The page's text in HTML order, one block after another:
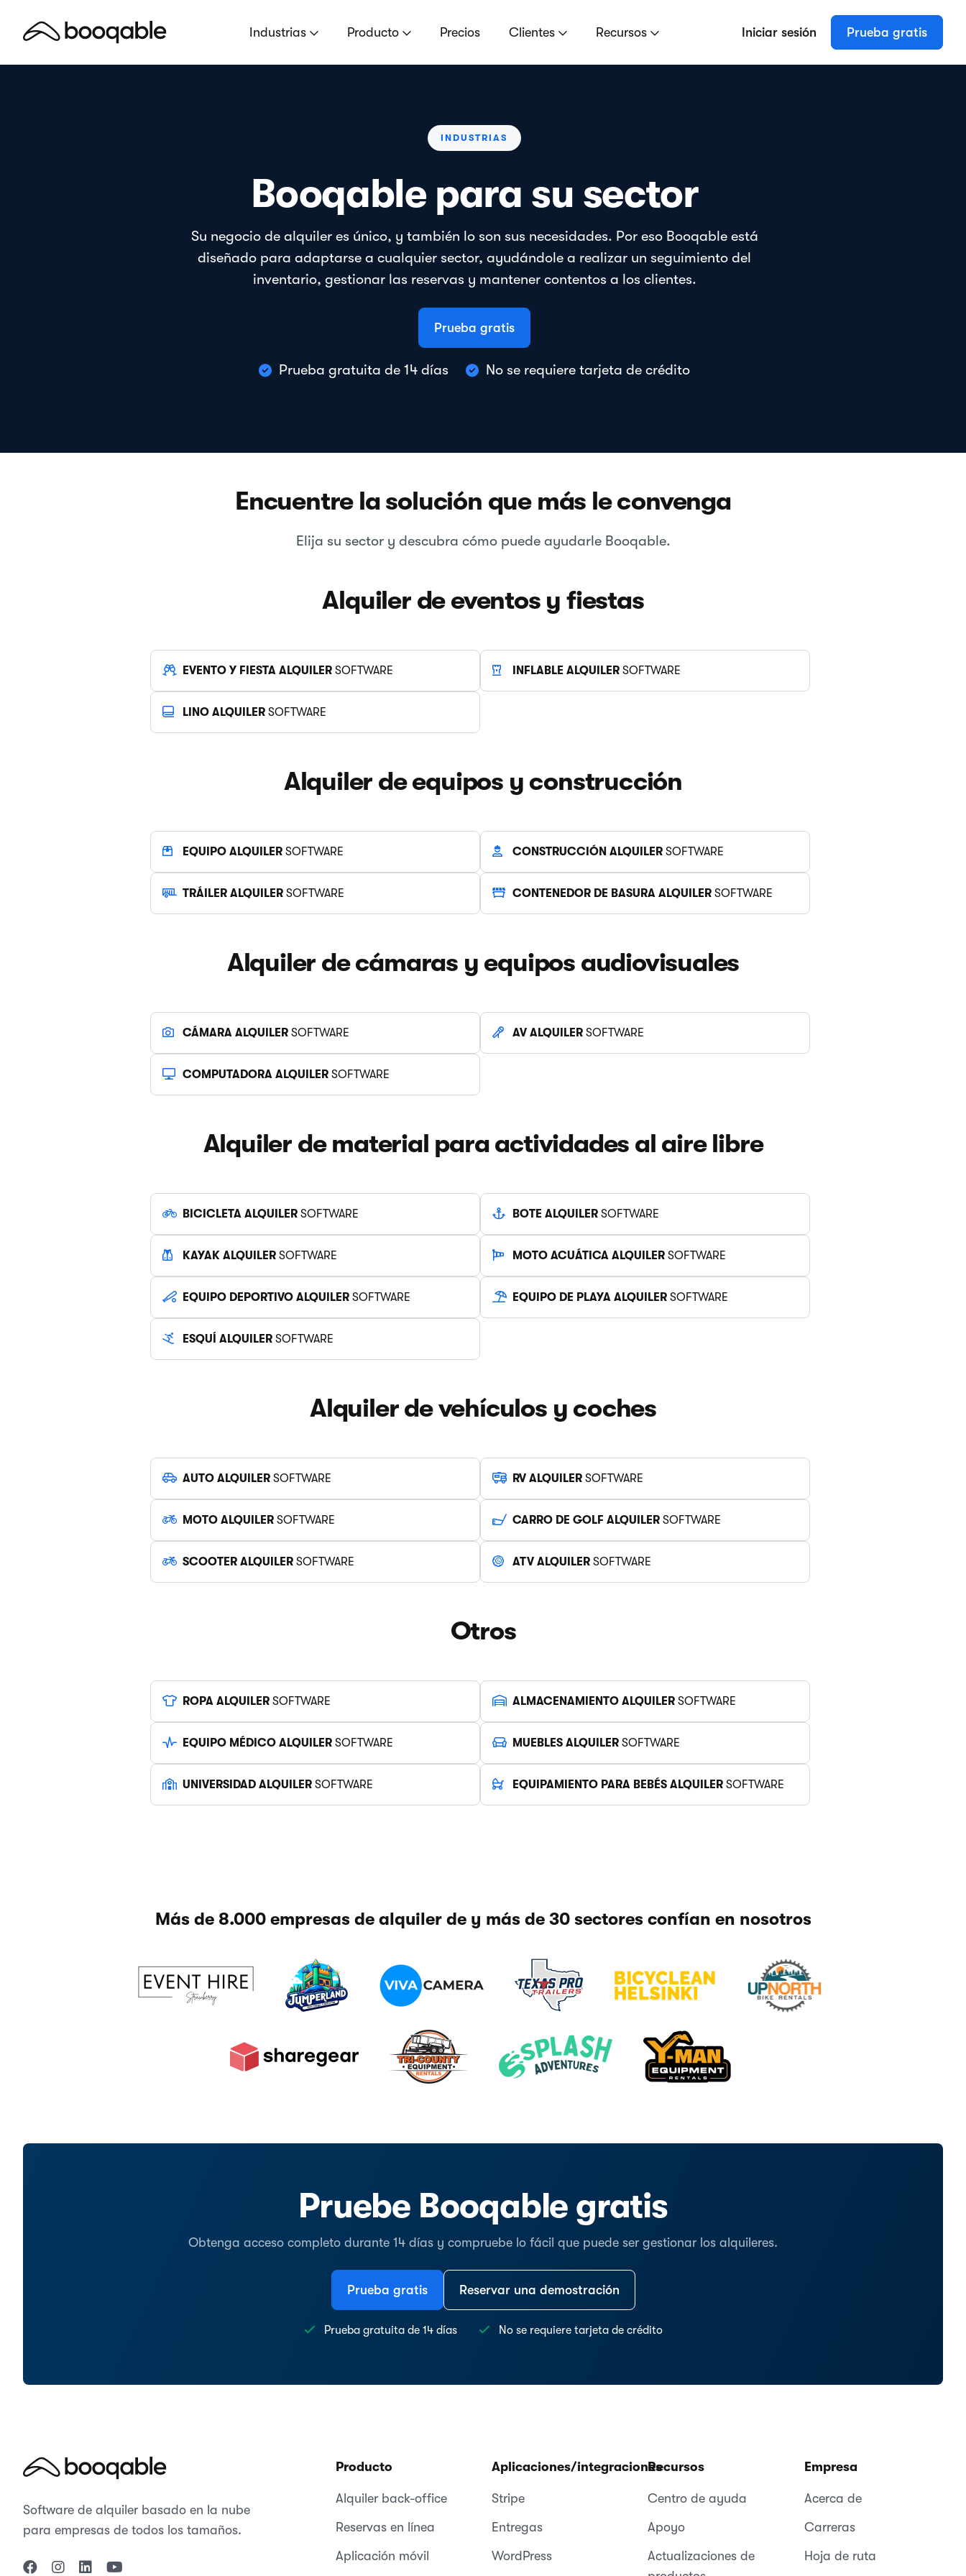
Industrias Producto Precios Clientes Recursos Iniciar sesión Prueba gratis
INDUSTRIAS
Booqable para su sector
Su negocio de alquiler es único, y también lo son sus necesidades. Por eso Booqable está
diseñado para adaptarse a cualquier sector, ayudándole a realizar un seguimiento del
inventario, gestionar las reservas y mantener contentos a los clientes.
Prueba gratis
Prueba gratuita de 14 días No se requiere tarjeta de crédito
Encuentre la solución que más le convenga
Elija su sector y descubra cómo puede ayudarle Booqable.
Alquiler de eventos y fiestas
EVENTO Y FIESTA ALQUILER SOFTWARE INFLABLE ALQUILER SOFTWARE
LINO ALQUILER SOFTWARE
Alquiler de equipos y construcción
EQUIPO ALQUILER SOFTWARE CONSTRUCCIÓN ALQUILER SOFTWARE
TRÁILER ALQUILER SOFTWARE CONTENEDOR DE BASURA ALQUILER SOFTWARE
Alquiler de cámaras y equipos audiovisuales
CÁMARA ALQUILER SOFTWARE AV ALQUILER SOFTWARE
COMPUTADORA ALQUILER SOFTWARE
Alquiler de material para actividades al aire libre
BICICLETA ALQUILER SOFTWARE BOTE ALQUILER SOFTWARE
KAYAK ALQUILER SOFTWARE MOTO ACUÁTICA ALQUILER SOFTWARE
EQUIPO DEPORTIVO ALQUILER SOFTWARE EQUIPO DE PLAYA ALQUILER SOFTWARE
ESQUÍ ALQUILER SOFTWARE
Alquiler de vehículos y coches
AUTO ALQUILER SOFTWARE RV ALQUILER SOFTWARE
MOTO ALQUILER SOFTWARE CARRO DE GOLF ALQUILER SOFTWARE
SCOOTER ALQUILER SOFTWARE ATV ALQUILER SOFTWARE
Otros
ROPA ALQUILER SOFTWARE ALMACENAMIENTO ALQUILER SOFTWARE
EQUIPO MÉDICO ALQUILER SOFTWARE MUEBLES ALQUILER SOFTWARE
UNIVERSIDAD ALQUILER SOFTWARE EQUIPAMIENTO PARA BEBÉS ALQUILER SOFTWARE
Más de 8.000 empresas de alquiler de y más de 30 sectores confían en nosotros
Pruebe Booqable gratis
Obtenga acceso completo durante 14 días y compruebe lo fácil que puede ser gestionar los alquileres.
Prueba gratis Reservar una demostración
Prueba gratuita de 14 días No se requiere tarjeta de crédito
Software de alquiler basado en la nube
para empresas de todos los tamaños.
Producto
Alquiler back-office
Reservas en línea
Aplicación móvil
Aplicaciones/integraciones
Stripe
Entregas
WordPress
Recursos
Centro de ayuda
Apoyo
Actualizaciones de
Empresa
Acerca de
Carreras
Hoja de ruta